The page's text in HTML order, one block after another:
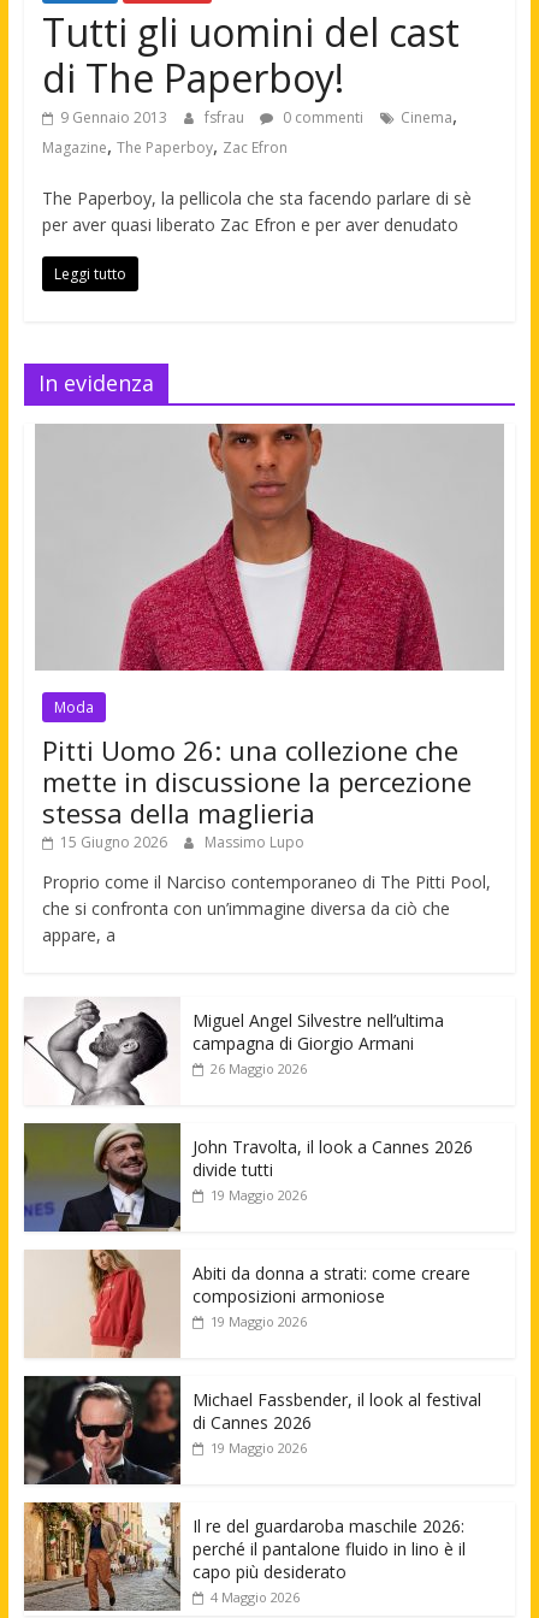
Tutti gli uomini del cast
di The Paperboy!
9 Gennaio 2013 fsfrau 0 commenti Cinema,
Magazine, The Paperboy, Zac Efron
The Paperboy, la pellicola che sta facendo parlare di sè
per aver quasi liberato Zac Efron e per aver denudato
Leggi tutto
In evidenza
Moda
Pitti Uomo 26: una collezione che
mette in discussione la percezione
stessa della maglieria
15 Giugno 2026 Massimo Lupo
Proprio come il Narciso contemporaneo di The Pitti Pool,
che si confronta con un’immagine diversa da ciò che
appare, a
Miguel Angel Silvestre nell’ultima
campagna di Giorgio Armani
26 Maggio 2026
John Travolta, il look a Cannes 2026
divide tutti
19 Maggio 2026
Abiti da donna a strati: come creare
composizioni armoniose
19 Maggio 2026
Michael Fassbender, il look al festival
di Cannes 2026
19 Maggio 2026
Il re del guardaroba maschile 2026:
perché il pantalone fluido in lino è il
capo più desiderato
4 Maggio 2026